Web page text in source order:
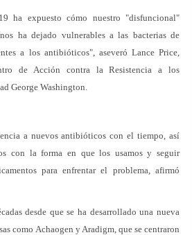
ha expuesto cómo nuestro "disfuncional"
ha dejado vulnerables a las bacterias de
a los antibióticos", aseveró Lance Price,
de Acción contra la Resistencia a los
George Washington.
a nuevos antibióticos con el tiempo, así
con la forma en que los usamos y seguir
para enfrentar el problema, afirmó
desde que se ha desarrollado una nueva
como Achaogen y Aradigm, que se centraron